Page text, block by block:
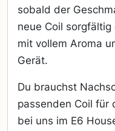
sobald der
neue Coil
mit vollem Aroma
Gerät.
Du brauchst
passenden Coil für
bei uns im E6